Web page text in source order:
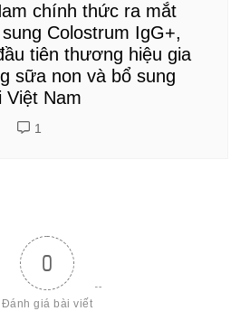
chính thức ra mắt
Colostrum IgG+,
tiên thương hiệu gia
sữa non và bổ sung
Việt Nam
1
0
Đánh giá bài viết